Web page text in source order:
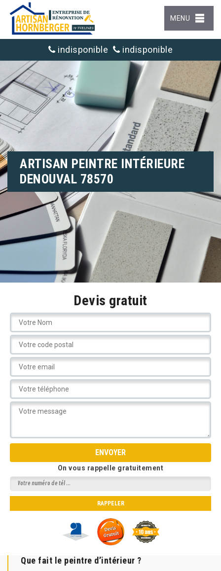
MENU
indisponible indisponible
ARTISAN PEINTRE INTÉRIEURE
DENOUVAL 78570
Devis gratuit
On vous rappelle gratuitement
Que fait le peintre d’intérieur ?